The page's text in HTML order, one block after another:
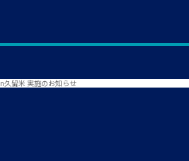
久留米 実施のお知らせ